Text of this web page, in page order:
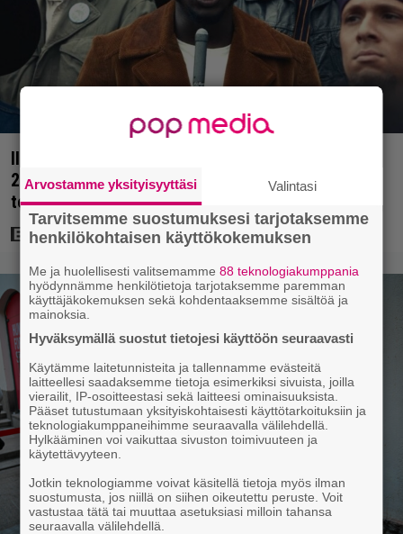
Illalla tv:ssä: Raskas rooli jätti jälkensä – vuoden
2021 tosipohjaisen elokuvan tähti hakeutui
terapiaan
Arvostamme yksityisyyttäsi Valintasi
Tarvitsemme suostumuksesi tarjotaksemme
henkilökohtaisen käyttökokemuksen
Me ja huolellisesti valitsemamme88 teknologiakumppania
hyödynnämme henkilötietoja tarjotaksemme paremman
käyttäjäkokemuksen sekä kohdentaaksemme sisältöä ja
mainoksia.
Hyväksymällä suostut tietojesi käyttöön seuraavasti
Käytämme laitetunnisteita ja tallennamme evästeitä
laitteellesi saadaksemme tietoja esimerkiksi sivuista, joilla
vierailit, IP-osoitteestasi sekä laitteesi ominaisuuksista.
Pääset tutustumaan yksityiskohtaisesti käyttötarkoituksiin ja
teknologiakumppaneihimme seuraavalla välilehdellä.
Hylkääminen voi vaikuttaa sivuston toimivuuteen ja
käytettävyyteen.
Jotkin teknologiamme voivat käsitellä tietoja myös ilman
suostumusta, jos niillä on siihen oikeutettu peruste. Voit
vastustaa tätä tai muuttaa asetuksiasi milloin tahansa
seuraavalla välilehdellä.